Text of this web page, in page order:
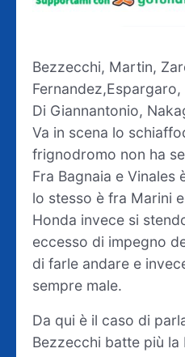
Bezzecchi, Martin,
Di Giannantonio,
Va in scena lo
frignodromo non ha
Fra Bagnaia e Vinales
lo stesso è fra Marini
Honda invece si
eccesso di impegno
di farle andare e
sempre male.
Da qui è il caso di
Bezzecchi batte più